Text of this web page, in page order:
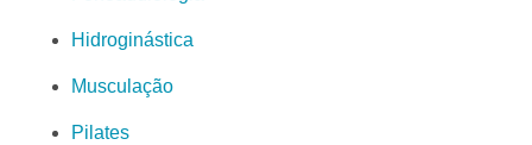
Hidroginástica
Musculação
Pilates